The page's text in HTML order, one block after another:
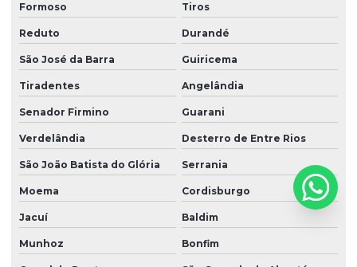
Formoso Tiros
Reduto Durandé
São José da Barra Guiricema
Tiradentes Angelândia
Senador Firmino Guarani
Verdelândia Desterro de Entre Rios
São João Batista do Glória Serrania
Moema Cordisburgo
Jacuí Baldim
Munhoz Bonfim